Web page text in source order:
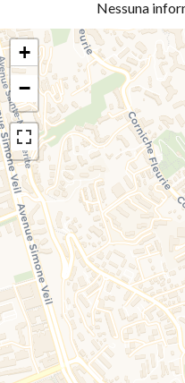
Nessuna
+
−